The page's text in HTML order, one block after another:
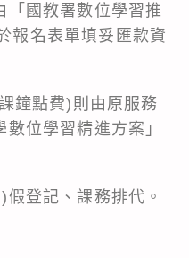
「國教署數位學習推
報名表單填妥匯款資
鐘點費)則由原服務
位學習精進方案」
登記、課務排代。